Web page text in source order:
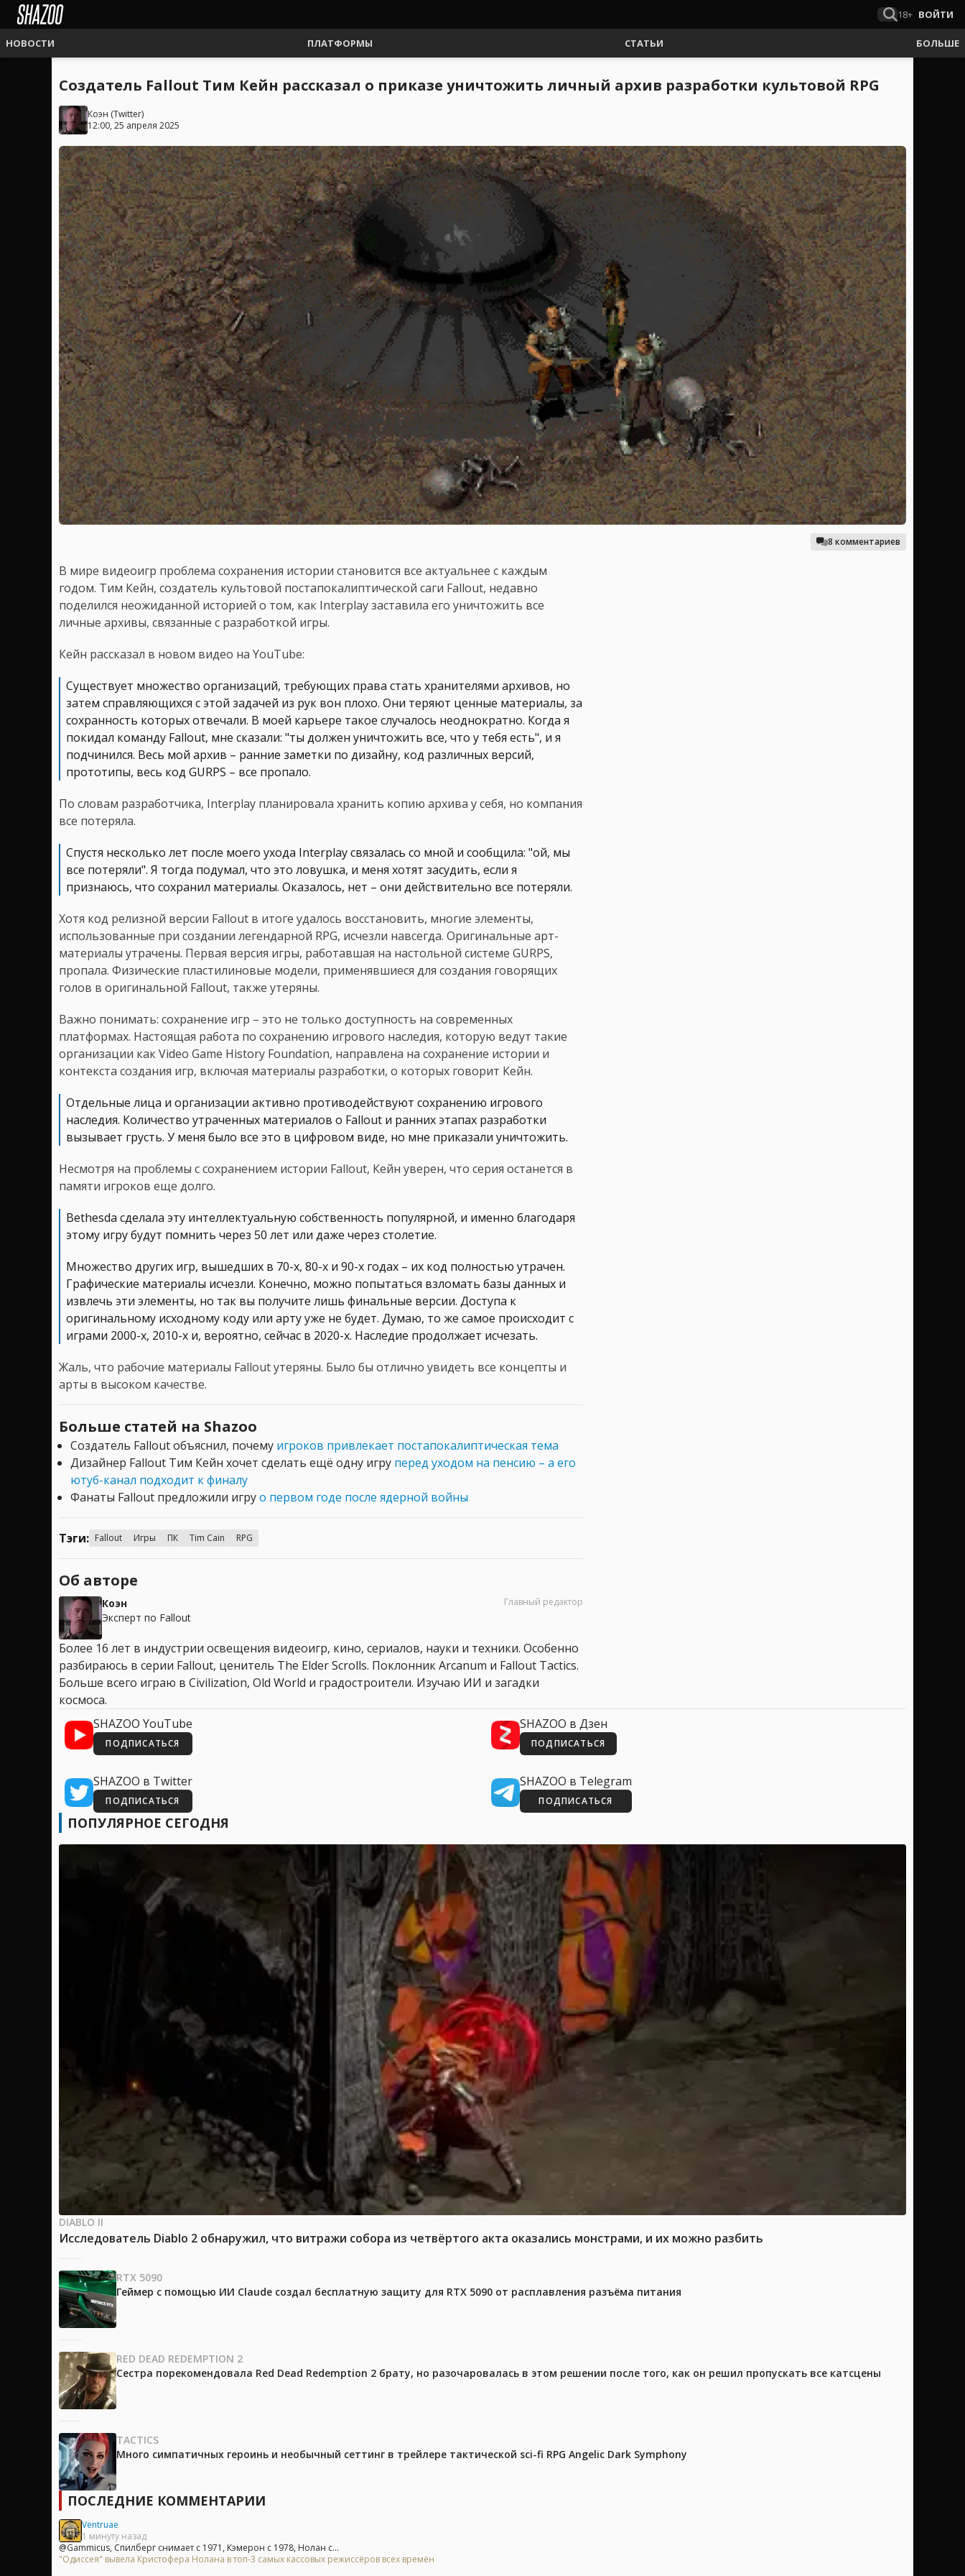
18+ ВОЙТИ
НОВОСТИ ПЛАТФОРМЫ СТАТЬИ БОЛЬШЕ
Создатель Fallout Тим Кейн рассказал о приказе уничтожить личный архив разработки культовой RPG
Коэн (Twitter)
12:00, 25 апреля 2025
8 комментариев
В мире видеоигр проблема сохранения истории становится все актуальнее с каждым
годом. Тим Кейн, создатель культовой постапокалиптической саги Fallout, недавно
поделился неожиданной историей о том, как Interplay заставила его уничтожить все
личные архивы, связанные с разработкой игры.
Кейн рассказал в новом видео на YouTube:
Существует множество организаций, требующих права стать хранителями архивов, но
затем справляющихся с этой задачей из рук вон плохо. Они теряют ценные материалы, за
сохранность которых отвечали. В моей карьере такое случалось неоднократно. Когда я
покидал команду Fallout, мне сказали: "ты должен уничтожить все, что у тебя есть", и я
подчинился. Весь мой архив – ранние заметки по дизайну, код различных версий,
прототипы, весь код GURPS – все пропало.
По словам разработчика, Interplay планировала хранить копию архива у себя, но компания
все потеряла.
Спустя несколько лет после моего ухода Interplay связалась со мной и сообщила: "ой, мы
все потеряли". Я тогда подумал, что это ловушка, и меня хотят засудить, если я
признаюсь, что сохранил материалы. Оказалось, нет – они действительно все потеряли.
Хотя код релизной версии Fallout в итоге удалось восстановить, многие элементы,
использованные при создании легендарной RPG, исчезли навсегда. Оригинальные арт-
материалы утрачены. Первая версия игры, работавшая на настольной системе GURPS,
пропала. Физические пластилиновые модели, применявшиеся для создания говорящих
голов в оригинальной Fallout, также утеряны.
Важно понимать: сохранение игр – это не только доступность на современных
платформах. Настоящая работа по сохранению игрового наследия, которую ведут такие
организации как Video Game History Foundation, направлена на сохранение истории и
контекста создания игр, включая материалы разработки, о которых говорит Кейн.
Отдельные лица и организации активно противодействуют сохранению игрового
наследия. Количество утраченных материалов о Fallout и ранних этапах разработки
вызывает грусть. У меня было все это в цифровом виде, но мне приказали уничтожить.
Несмотря на проблемы с сохранением истории Fallout, Кейн уверен, что серия останется в
памяти игроков еще долго.
Bethesda сделала эту интеллектуальную собственность популярной, и именно благодаря
этому игру будут помнить через 50 лет или даже через столетие.
Множество других игр, вышедших в 70-х, 80-х и 90-х годах – их код полностью утрачен.
Графические материалы исчезли. Конечно, можно попытаться взломать базы данных и
извлечь эти элементы, но так вы получите лишь финальные версии. Доступа к
оригинальному исходному коду или арту уже не будет. Думаю, то же самое происходит с
играми 2000-х, 2010-х и, вероятно, сейчас в 2020-х. Наследие продолжает исчезать.
Жаль, что рабочие материалы Fallout утеряны. Было бы отлично увидеть все концепты и
арты в высоком качестве.
Больше статей на Shazoo
Создатель Fallout объяснил, почему игроков привлекает постапокалиптическая тема
Дизайнер Fallout Тим Кейн хочет сделать ещё одну игру перед уходом на пенсию – а его
ютуб-канал подходит к финалу
Фанаты Fallout предложили игруо первом годе после ядерной войны
Тэги: Fallout Игры ПК Tim Cain RPG
Об авторе
Коэн
Эксперт по Fallout
Главный редактор
Более 16 лет в индустрии освещения видеоигр, кино, сериалов, науки и техники. Особенно
разбираюсь в серии Fallout, ценитель The Elder Scrolls. Поклонник Arcanum и Fallout Tactics.
Больше всего играю в Civilization, Old World и градостроители. Изучаю ИИ и загадки
космоса.
SHAZOO YouTube
ПОДПИСАТЬСЯ
SHAZOO в Дзен
ПОДПИСАТЬСЯ
SHAZOO в Twitter
ПОДПИСАТЬСЯ
SHAZOO в Telegram
ПОДПИСАТЬСЯ
ПОПУЛЯРНОЕ СЕГОДНЯ
DIABLO II
Исследователь Diablo 2 обнаружил, что витражи собора из четвёртого акта оказались монстрами, и их можно разбить
RTX 5090
Геймер с помощью ИИ Claude создал бесплатную защиту для RTX 5090 от расплавления разъёма питания
RED DEAD REDEMPTION 2
Сестра порекомендовала Red Dead Redemption 2 брату, но разочаровалась в этом решении после того, как он решил пропускать все катсцены
TACTICS
Много симпатичных героинь и необычный сеттинг в трейлере тактической sci-fi RPG Angelic Dark Symphony
ПОСЛЕДНИЕ КОММЕНТАРИИ
Ventruae
1 минуту назад
@Gammicus, Спилберг снимает с 1971, Кэмерон с 1978, Нолан с...
"Одиссея" вывела Кристофера Нолана в топ-3 самых кассовых режиссёров всех времён